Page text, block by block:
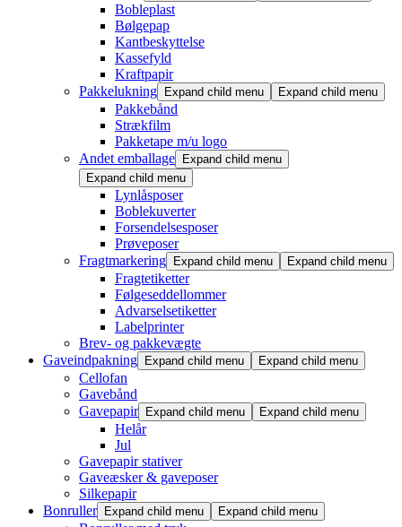
Bobleplast
Bølgepap
Kantbeskyttelse
Kassefyld
Kraftpapir
Pakkelukning Expand child menu Expand child menu
Pakkebånd
Strækfilm
Pakketape m/u logo
Andet emballage Expand child menu
Expand child menu
Lynlåsposer
Boblekuverter
Forsendelsesposer
Prøveposer
Fragtmarkering Expand child menu Expand child menu
Fragtetiketter
Følgeseddellommer
Advarselsetiketter
Labelprinter
Brev- og pakkevægte
Gaveindpakning Expand child menu Expand child menu
Cellofan
Gavebånd
Gavepapir Expand child menu Expand child menu
Helår
Jul
Gavepapir stativer
Gaveæsker & gaveposer
Silkepapir
Bonruller Expand child menu Expand child menu